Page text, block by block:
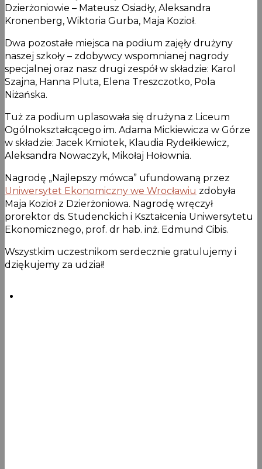
Dzierżoniowie – Mateusz Osiadły, Aleksandra
Kronenberg, Wiktoria Gurba, Maja Kozioł.
Dwa pozostałe miejsca na podium zajęły drużyny
naszej szkoły – zdobywcy wspomnianej nagrody
specjalnej oraz nasz drugi zespół w składzie: Karol
Szajna, Hanna Pluta, Elena Treszczotko, Pola
Niżańska.
Tuż za podium uplasowała się drużyna z Liceum
Ogólnokształcącego im. Adama Mickiewicza w Górze
w składzie: Jacek Kmiotek, Klaudia Rydełkiewicz,
Aleksandra Nowaczyk, Mikołaj Hołownia.
Nagrodę „Najlepszy mówca” ufundowaną przez
Uniwersytet Ekonomiczny we Wrocławiu zdobyła
Maja Kozioł z Dzierżoniowa. Nagrodę wręczył
prorektor ds. Studenckich i Kształcenia Uniwersytetu
Ekonomicznego, prof. dr hab. inż. Edmund Cibis.
Wszystkim uczestnikom serdecznie gratulujemy i
dziękujemy za udział!